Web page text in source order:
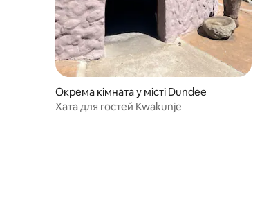
Окрема кімната у місті Dundee
Хата для гостей Kwakunje